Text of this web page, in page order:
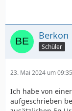
Berkon
Schüler
23. Mai 2024 um 09:35
Ich habe von
aufgeschrieben